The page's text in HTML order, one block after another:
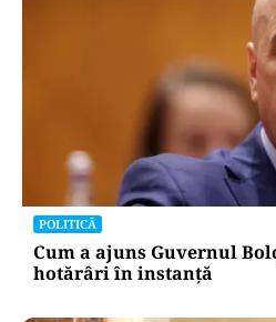
POLITICĂ
Cum a ajuns Guvernul
hotărâri în instanță